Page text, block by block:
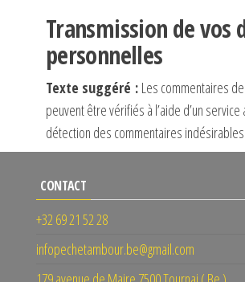
Transmission de vos
personnelles
Texte suggéré : Les commentaires
peuvent être vérifiés à l’aide d’un
détection des commentaires indésirables.
CONTACT
+32 69 21 52 28
infopechetambour.be@gmail.com